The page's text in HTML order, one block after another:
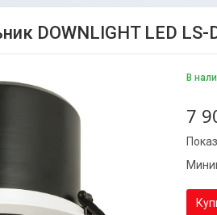
DOWNLIGHT LED
В
7